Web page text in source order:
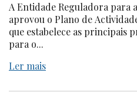
A Entidade Reguladora para
aprovou o Plano de
que estabelece as principais
para o...
Ler mais